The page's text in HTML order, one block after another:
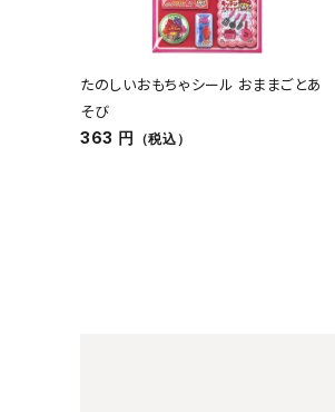
たのしいおもちゃシール おままごとあ
そび
363 円 （税込）